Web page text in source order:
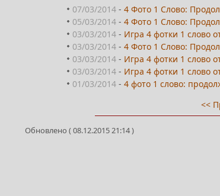
07/03/2014 -4 Фото 1 Слово:
05/03/2014 -4 Фото 1 Слово:
03/03/2014 - Игра 4 фотки 1 слово
03/03/2014 -4 Фото 1 Слово:
03/03/2014 - Игра 4 фотки 1 слово
03/03/2014 - Игра 4 фотки 1 слово
01/03/2014 -4 фото 1 слово:
<<
Обновлено ( 08.12.2015 21:14 )